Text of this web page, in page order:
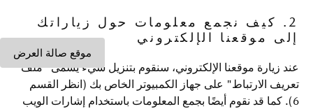
موقع صالة العرض
2. كيف نجمع معلومات حول زياراتك
إلى موقعنا الإلكتروني
عند زيارة موقعنا الإلكتروني، سنقوم بتنزيل شيء يسمى "ملف
تعريف الارتباط" على جهاز الكمبيوتر الخاص بك (انظر القسم
6). كما قد نقوم أيضًا بجمع المعلومات باستخدام إشارات الويب